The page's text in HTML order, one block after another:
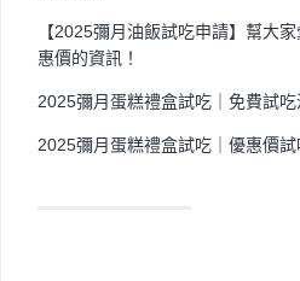
【2025彌月油飯試吃申請】幫大
惠價的資訊！
2025彌月蛋糕禮盒試吃｜免費試
2025彌月蛋糕禮盒試吃｜優惠價